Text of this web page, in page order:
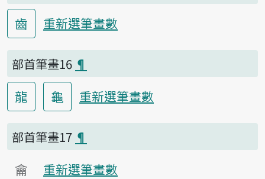
齒 重新選筆畫數
部首筆畫16 ¶
龍 龜 重新選筆畫數
部首筆畫17 ¶
龠 重新選筆畫數